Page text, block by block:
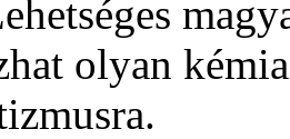
olyan